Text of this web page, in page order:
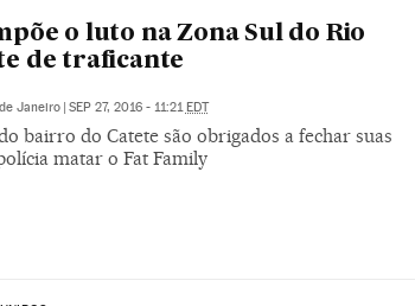
o luto na Zona Sul do Rio
de traficante
Janeiro SEP 27, 2016 - 11:21 EDT
bairro do Catete são obrigados a fechar suas
matar o Fat Family